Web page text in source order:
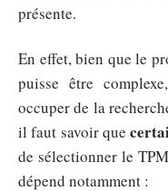
présente.
En effet, bien que le
puisse être
occuper de la
il faut savoir que
de sélectionner le
dépend notamment :